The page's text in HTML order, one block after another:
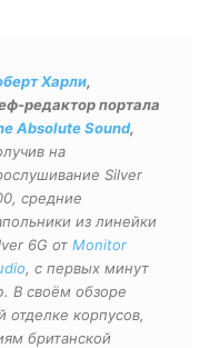
Харли,
редактор портала
Absolute Sound,
на
Silver
средние
из линейки
6G от Monitor
, с первых минут
В своём обзоре
корпусов,
британской